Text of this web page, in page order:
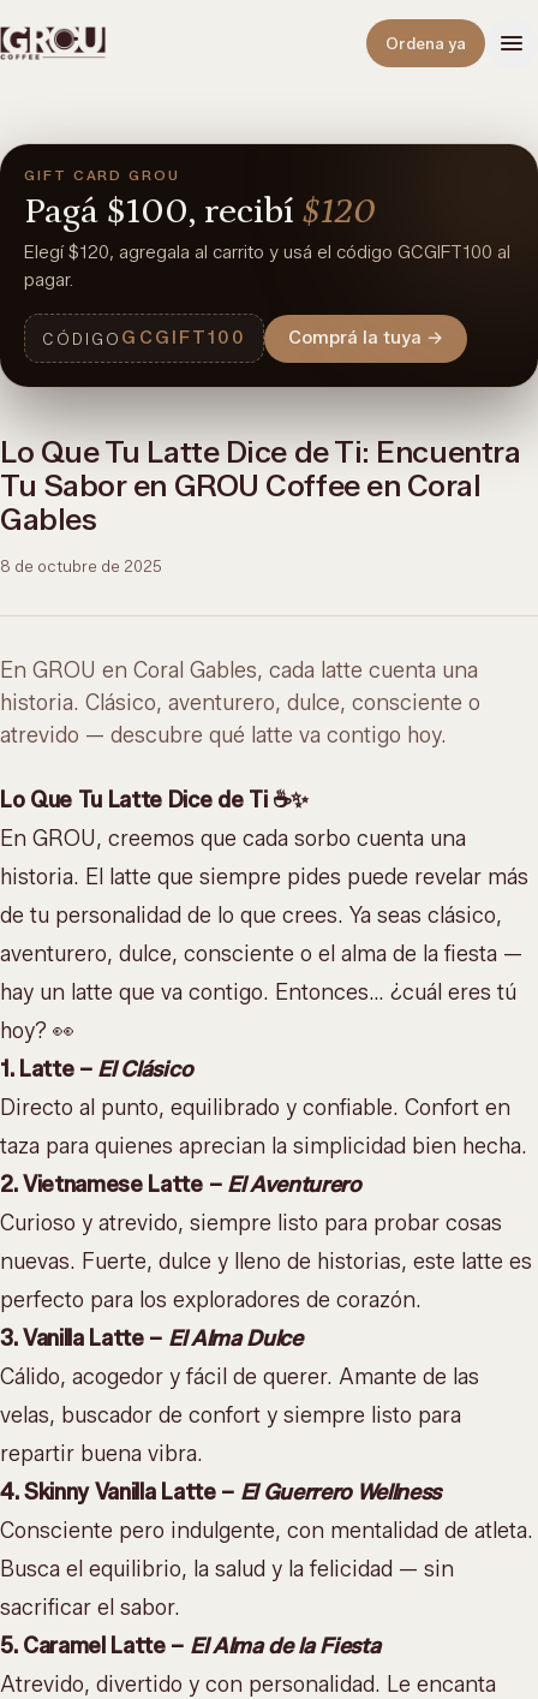
Ordena ya
GIFT CARD GROU
Pagá $100, recibí $120
Elegí $120, agregala al carrito y usá el código GCGIFT100 al
pagar.
CÓDIGO GCGIFT100 Comprá la tuya →
Lo Que Tu Latte Dice de Ti: Encuentra
Tu Sabor en GROU Coffee en Coral
Gables
8 de octubre de 2025
En GROU en Coral Gables, cada latte cuenta una
historia. Clásico, aventurero, dulce, consciente o
atrevido — descubre qué latte va contigo hoy.
Lo Que Tu Latte Dice de Ti ☕✨
En GROU, creemos que cada sorbo cuenta una
historia. El latte que siempre pides puede revelar más
de tu personalidad de lo que crees. Ya seas clásico,
aventurero, dulce, consciente o el alma de la fiesta —
hay un latte que va contigo. Entonces… ¿cuál eres tú
hoy? 👀
1. Latte – El Clásico
Directo al punto, equilibrado y confiable. Confort en
taza para quienes aprecian la simplicidad bien hecha.
2. Vietnamese Latte – El Aventurero
Curioso y atrevido, siempre listo para probar cosas
nuevas. Fuerte, dulce y lleno de historias, este latte es
perfecto para los exploradores de corazón.
3. Vanilla Latte – El Alma Dulce
Cálido, acogedor y fácil de querer. Amante de las
velas, buscador de confort y siempre listo para
repartir buena vibra.
4. Skinny Vanilla Latte – El Guerrero Wellness
Consciente pero indulgente, con mentalidad de atleta.
Busca el equilibrio, la salud y la felicidad — sin
sacrificar el sabor.
5. Caramel Latte – El Alma de la Fiesta
Atrevido, divertido y con personalidad. Le encanta